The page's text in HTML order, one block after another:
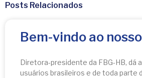
Posts Relacionados
Bem-vindo ao
Diretora-presidente da FBG-HB, dá
usuários brasileiros e de toda parte